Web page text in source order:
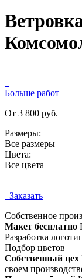
Больше работ
От 3 800 руб.
Размеры:
Все размеры
Цвета:
Все цвета
Заказать
Собственное
Макет бесплатно
Разработка
Подбор цветов
Собственный цех
своем